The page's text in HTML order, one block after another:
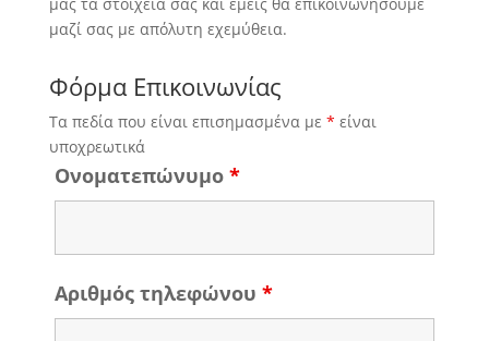
μαζί σας με απόλυτη εχεμύθεια.
Φόρμα Επικοινωνίας
Τα πεδία που είναι επισημασμένα με * είναι
υποχρεωτικά
Ονοματεπώνυμο *
Αριθμός τηλεφώνου *